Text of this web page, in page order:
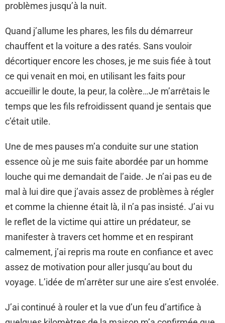
problèmes jusqu’à la nuit.
Quand j’allume les phares, les fils du démarreur
chauffent et la voiture a des ratés. Sans vouloir
décortiquer encore les choses, je me suis fiée à tout
ce qui venait en moi, en utilisant les faits pour
accueillir le doute, la peur, la colère…Je m’arrêtais le
temps que les fils refroidissent quand je sentais que
c’était utile.
Une de mes pauses m’a conduite sur une station
essence où je me suis faite abordée par un homme
louche qui me demandait de l’aide. Je n’ai pas eu de
mal à lui dire que j’avais assez de problèmes à régler
et comme la chienne était là, il n’a pas insisté. J’ai vu
le reflet de la victime qui attire un prédateur, se
manifester à travers cet homme et en respirant
calmement, j’ai repris ma route en confiance et avec
assez de motivation pour aller jusqu’au bout du
voyage. L’idée de m’arrêter sur une aire s’est envolée.
J’ai continué à rouler et la vue d’un feu d’artifice à